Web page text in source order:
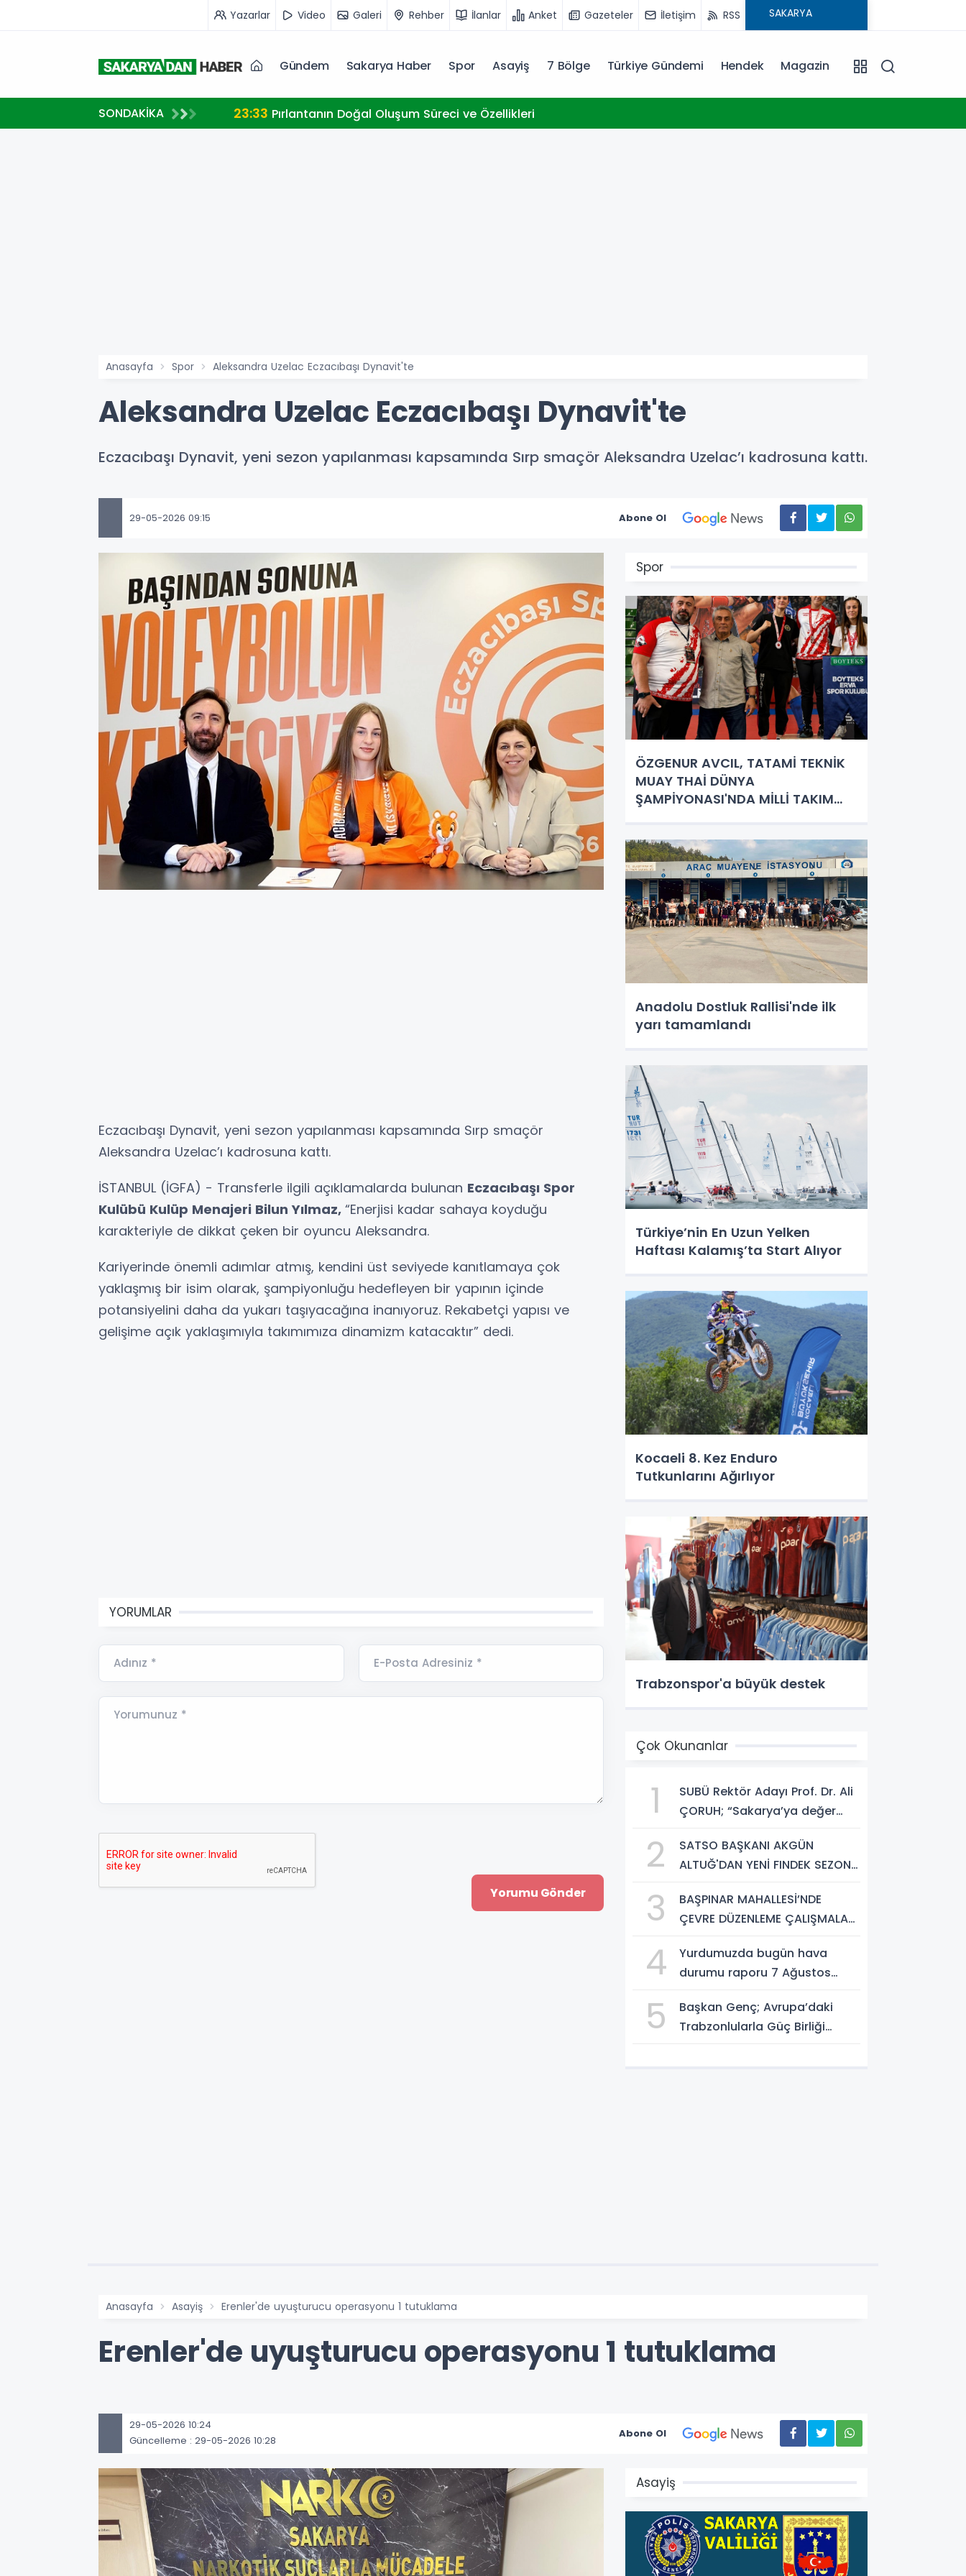
Yazarlar Video Galeri Rehber İlanlar Anket Gazeteler İletişim RSS
Gündem Sakarya Haber Spor Asayiş 7 Bölge Türkiye Gündemi Hendek Magazin
SONDAKİKA
MİLLİ TAKIM FORMASI GİYECEK 23:33 Pırlantanın Doğal Oluşum Süreci ve Özellikleri
Anasayfa Spor Aleksandra Uzelac Eczacıbaşı Dynavit'te
Aleksandra Uzelac Eczacıbaşı Dynavit'te
Eczacıbaşı Dynavit, yeni sezon yapılanması kapsamında Sırp smaçör Aleksandra Uzelac’ı kadrosuna kattı.
29-05-2026 09:15 Abone Ol
Eczacıbaşı Dynavit, yeni sezon yapılanması kapsamında Sırp smaçör
Aleksandra Uzelac’ı kadrosuna kattı.
İSTANBUL (İGFA) - Transferle ilgili açıklamalarda bulunan Eczacıbaşı Spor
Kulübü Kulüp Menajeri Bilun Yılmaz, “Enerjisi kadar sahaya koyduğu
karakteriyle de dikkat çeken bir oyuncu Aleksandra.
Kariyerinde önemli adımlar atmış, kendini üst seviyede kanıtlamaya çok
yaklaşmış bir isim olarak, şampiyonluğu hedefleyen bir yapının içinde
potansiyelini daha da yukarı taşıyacağına inanıyoruz. Rekabetçi yapısı ve
gelişime açık yaklaşımıyla takımımıza dinamizm katacaktır” dedi.
YORUMLAR
Adınız * E-Posta Adresiniz *
Yorumunuz *
Spor
ÖZGENUR AVCIL, TATAMİ TEKNİK
MUAY THAİ DÜNYA
ŞAMPİYONASI'NDA MİLLİ TAKIM
Anadolu Dostluk Rallisi'nde ilk
yarı tamamlandı
Türkiye’nin En Uzun Yelken
Haftası Kalamış’ta Start Alıyor
Kocaeli 8. Kez Enduro
Tutkunlarını Ağırlıyor
Trabzonspor'a büyük destek
Çok Okunanlar
1
SUBÜ Rektör Adayı Prof. Dr. Ali
ÇORUH; “Sakarya’ya değer
etmek istiyorum”
2
SATSO BAŞKANI AKGÜN
ALTUĞ'DAN YENİ FINDEK SEZONU
3
BAŞPINAR MAHALLESİ’NDE
ÇEVRE DÜZENLEME ÇALIŞMALARI
4
Yurdumuzda bugün hava
durumu raporu 7 Ağustos
5
Başkan Genç; Avrupa’daki
Trabzonlularla Güç Birliği
Anasayfa Asayiş Erenler'de uyuşturucu operasyonu 1 tutuklama
Erenler'de uyuşturucu operasyonu 1 tutuklama
29-05-2026 10:24
Güncelleme : 29-05-2026 10:28
Abone Ol
Asayiş